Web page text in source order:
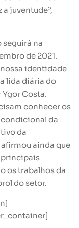
juventude”,
seguirá na
de 2021.
identidade
lida diária do
Costa.
conhecer os
da
da
ainda que
principais
os trabalhos da
do setor.